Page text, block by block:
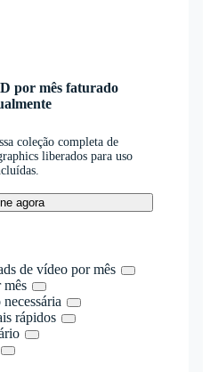
por mês faturado
coleção completa de
liberados para uso
agora
de vídeo por mês
mês
rápidos